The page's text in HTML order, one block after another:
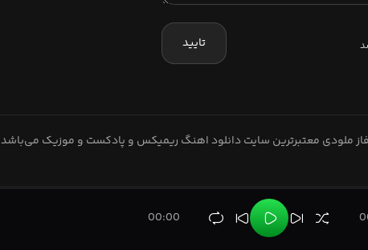
تایید
ملودی معتبرترین سایت دانلود اهنگ ریمیکس و پادکست و موزیک می‌باشد
00:00